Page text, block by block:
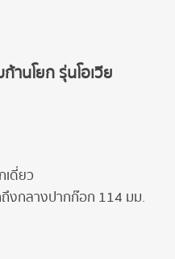
านโยก รุ่นโอเวีย
ดี่ยว
งกลางปากก๊อก 114 มม.